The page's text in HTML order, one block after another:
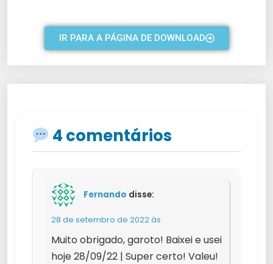
IR PARA A PÁGINA DE DOWNLOAD
4 comentários
Fernando disse:
28 de setembro de 2022 às
Muito obrigado, garoto! Baixei e usei
hoje 28/09/22 | Super certo! Valeu!